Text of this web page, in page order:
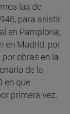
las de
para asistir
en Pamplona;
en Madrid, por
obras en la
de la
en que
primera vez,